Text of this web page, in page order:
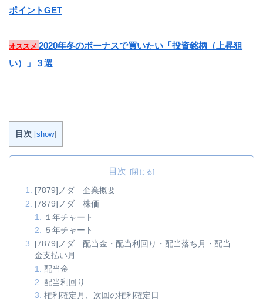
ポイントGET
オススメ 2020年冬のボーナスで買いたい「投資銘柄（上昇狙
い）」３選
目次 [show]
目次
[7879]ノダ 企業概要
[7879]ノダ 株価
１年チャート
５年チャート
[7879]ノダ 配当金・配当利回り・配当落ち月・配当
金支払い月
配当金
配当利回り
権利確定月、次回の権利確定日